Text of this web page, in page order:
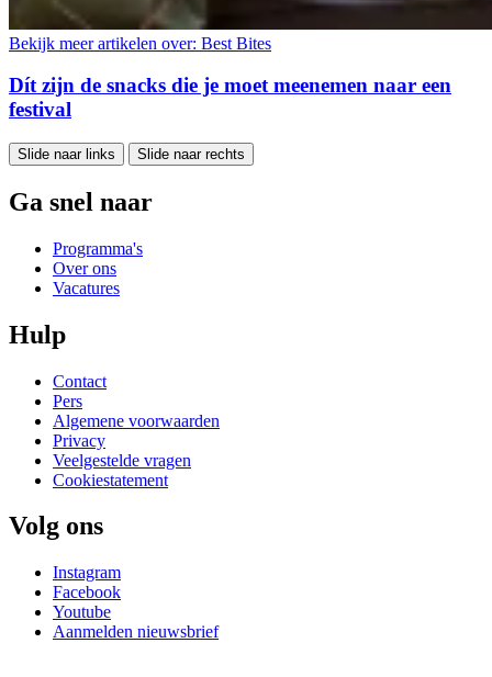
Bekijk meer artikelen over: Best Bites
Dít zijn de snacks die je moet meenemen naar een
festival
Slide naar links Slide naar rechts
Ga snel naar
Programma's
Over ons
Vacatures
Hulp
Contact
Pers
Algemene voorwaarden
Privacy
Veelgestelde vragen
Cookiestatement
Volg ons
Instagram
Facebook
Youtube
Aanmelden nieuwsbrief